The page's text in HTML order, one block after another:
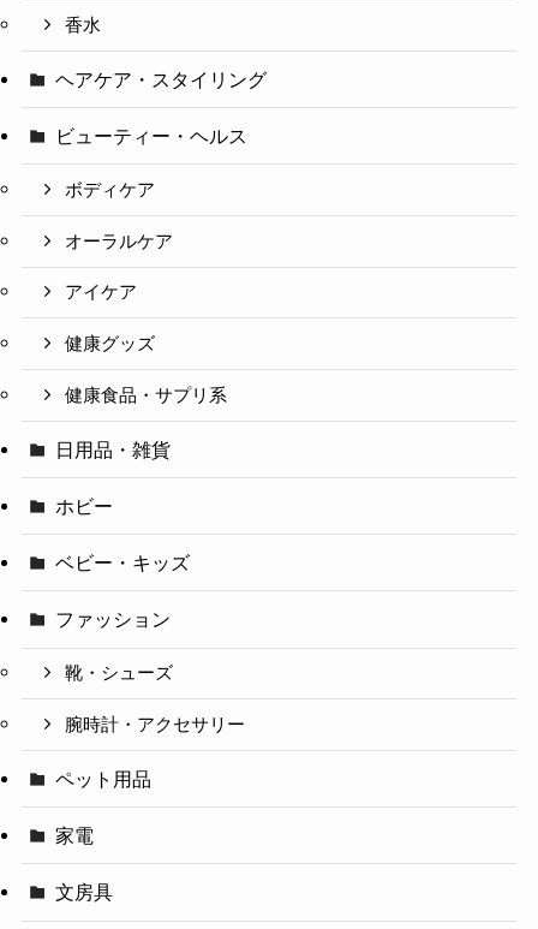
香水
ヘアケア・スタイリング
ビューティー・ヘルス
ボディケア
オーラルケア
アイケア
健康グッズ
健康食品・サプリ系
日用品・雑貨
ホビー
ベビー・キッズ
ファッション
靴・シューズ
腕時計・アクセサリー
ペット用品
家電
文房具